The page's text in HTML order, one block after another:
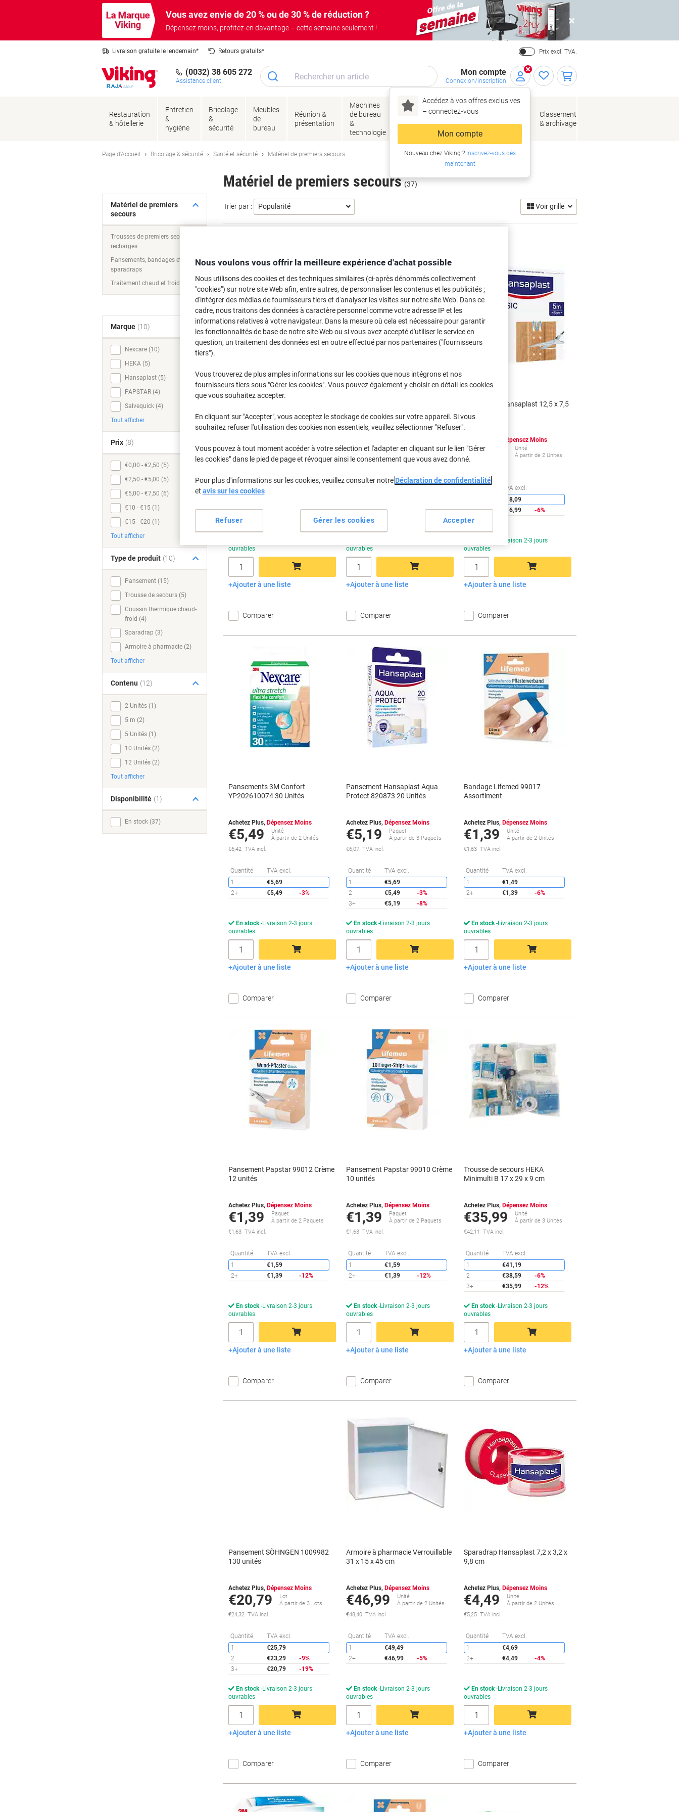
Vous avez envie de 20 % ou de 30 % de réduction ?
Dépensez moins, profitez-en davantage – cette semaine seulement !
Close
Livraison gratuite le lendemain* Retours gratuits* Prix excl. TVA.
(0032) 38 605 272
Assistance client
Mon compte
Connexion/Inscription
Accédez à vos offres exclusives
– connectez‑vous
Mon compte
Nouveau chez Viking ?Inscrivez-vous dès
maintenant
Restauration
& hôtellerie
Entretien
&
hygiène
Bricolage
&
sécurité
Meubles
de
bureau
Réunion &
présentation
Machines
de bureau
&
technologie
Encres
Papier,
enveloppes
&
emballage
de bureau
Classement
& archivage
Page d'Accueil Bricolage & sécurité Santé et sécurité Matériel de premiers secours
Matériel de premiers secours (37)
Trier par : Voir grille
Standaard B 17 x 26,5 x 8,5 cm
€46,49 Unité
À partir de 3 Unités
Quantité
2
-4%
3+
ouvrables
Quantité
Ajouter au panier
Ajouter à une liste
Comparer
Medimulti BHV 40 x 47,5 x 33,5 cm
€77,49 Unité
À partir de 3 Unités
2
€79,99
-2%
3+
ouvrables
Quantité
Ajouter au panier
Ajouter à une liste
Comparer
Pansement Hansaplast 12,5 x 7,5
Dépensez Moins
€16,99
Unité
À partir de 2 Unités
TVA excl.
€18,09
2+
€16,99 -6%
Livraison 2-3 jours
ouvrables
Quantité
Ajouter au panier
Ajouter à une liste
Comparer
Pansements 3M Confort
YP202610074 30 Unités
Achetez Plus, Dépensez Moins
€5,49
Unité
À partir de 2 Unités
€6,42 TVA incl.
Quantité TVA excl.
Économies
1
€5,69
2+
€5,49 -3%
En stock Livraison 2-3 jours
ouvrables
Quantité
Ajouter au panier
Ajouter à une liste
Comparer
Pansement Hansaplast Aqua
Protect 820873 20 Unités
Achetez Plus, Dépensez Moins
€5,19
Paquet
À partir de 3 Paquets
€6,07 TVA incl.
Quantité TVA excl.
Économies
1
€5,69
2
€5,49
-3%
3+
€5,19 -8%
En stock Livraison 2-3 jours
ouvrables
Quantité
Ajouter au panier
Ajouter à une liste
Comparer
Bandage Lifemed 99017
Assortiment
Achetez Plus, Dépensez Moins
€1,39
Unité
À partir de 2 Unités
€1,63 TVA incl.
Quantité TVA excl.
1
€1,49
2+
€1,39 -6%
En stock Livraison 2-3 jours
ouvrables
Quantité
Ajouter au panier
Ajouter à une liste
Comparer
Pansement Papstar 99012 Crème
12 unités
Achetez Plus, Dépensez Moins
€1,39
Paquet
À partir de 2 Paquets
€1,63 TVA incl.
Quantité TVA excl.
Économies
1
€1,59
2+
€1,39 -12%
En stock Livraison 2-3 jours
ouvrables
Quantité
Ajouter au panier
Ajouter à une liste
Comparer
Pansement Papstar 99010 Crème
10 unités
Achetez Plus, Dépensez Moins
€1,39
Paquet
À partir de 2 Paquets
€1,63 TVA incl.
Quantité TVA excl.
Économies
1
€1,59
2+
€1,39 -12%
En stock Livraison 2-3 jours
ouvrables
Quantité
Ajouter au panier
Ajouter à une liste
Comparer
Trousse de secours HEKA
Minimulti B 17 x 29 x 9 cm
Achetez Plus, Dépensez Moins
€35,99
Unité
À partir de 3 Unités
€42,11 TVA incl.
Quantité TVA excl.
1
€41,19
2
€38,59
-6%
3+
€35,99 -12%
En stock Livraison 2-3 jours
ouvrables
Quantité
Ajouter au panier
Ajouter à une liste
Comparer
Pansement SÖHNGEN 1009982
130 unités
Achetez Plus, Dépensez Moins
€20,79
Lot
À partir de 3 Lots
€24,32 TVA incl.
Quantité TVA excl.
Économies
1
€25,79
2
€23,29
-9%
3+
€20,79 -19%
En stock Livraison 2-3 jours
ouvrables
Quantité
Ajouter au panier
Ajouter à une liste
Comparer
Armoire à pharmacie Verrouillable
31 x 15 x 45 cm
Achetez Plus, Dépensez Moins
€46,99
Unité
À partir de 2 Unités
€48,40 TVA incl.
Quantité TVA excl.
Économies
1
€49,49
2+
€46,99 -5%
En stock Livraison 2-3 jours
ouvrables
Quantité
Ajouter au panier
Ajouter à une liste
Comparer
Sparadrap Hansaplast 7,2 x 3,2 x
9,8 cm
Achetez Plus, Dépensez Moins
€4,49
Unité
À partir de 2 Unités
€5,25 TVA incl.
Quantité TVA excl.
1
€4,69
2+
€4,49 -4%
En stock Livraison 2-3 jours
ouvrables
Quantité
Ajouter au panier
Ajouter à une liste
Comparer
Marque (10)
Nexcare (10)
HEKA (5)
Hansaplast (5)
PAPSTAR (4)
Salvequick (4)
Tout afficher
Prix (8)
€0,00 - €2,50 (5)
€2,50 - €5,00 (5)
€5,00 - €7,50 (6)
€10 - €15 (1)
€15 - €20 (1)
Tout afficher
Type de produit (10)
Pansement (15)
Trousse de secours (5)
Coussin thermique chaud-
froid (4)
Sparadrap (3)
Armoire à pharmacie (2)
Tout afficher
Contenu (12)
2 Unités (1)
5 m (2)
5 Unités (1)
10 Unités (2)
12 Unités (2)
Tout afficher
Disponibilité (1)
En stock (37)
Matériel de premiers
secours
Trousses de premiers secours et
recharges
Pansements, bandages et
sparadraps
Traitement chaud et froid
Nous voulons vous offrir la meilleure expérience d'achat possible
Nous utilisons des cookies et des techniques similaires (ci-après dénommés collectivement
"cookies") sur notre site Web afin, entre autres, de personnaliser les contenus et les publicités ;
d'intégrer des médias de fournisseurs tiers et d'analyser les visites sur notre site Web. Dans ce
cadre, nous traitons des données à caractère personnel comme votre adresse IP et les
informations relatives à votre navigateur. Dans la mesure où cela est nécessaire pour garantir
les fonctionnalités de base de notre site Web ou si vous avez accepté d'utiliser le service en
question, un traitement des données est en outre effectué par nos partenaires ("fournisseurs
tiers").
Vous trouverez de plus amples informations sur les cookies que nous intégrons et nos
fournisseurs tiers sous "Gérer les cookies". Vous pouvez également y choisir en détail les cookies
que vous souhaitez accepter.
En cliquant sur "Accepter", vous acceptez le stockage de cookies sur votre appareil. Si vous
souhaitez refuser l'utilisation des cookies non essentiels, veuillez sélectionner "Refuser".
Vous pouvez à tout moment accéder à votre sélection et l'adapter en cliquant sur le lien "Gérer
les cookies" dans le pied de page et révoquer ainsi le consentement que vous avez donné.
Pour plus d'informations sur les cookies, veuillez consulter notre Déclaration de confidentialité
et avis sur les cookies
Gérer les cookies
Refuser Accepter